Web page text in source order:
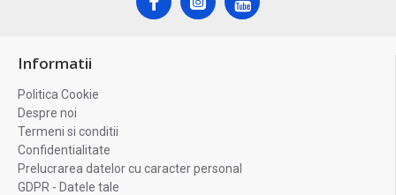
Informatii
Politica Cookie
Despre noi
Termeni si conditii
Confidentialitate
Prelucrarea datelor cu caracter personal
GDPR - Datele tale